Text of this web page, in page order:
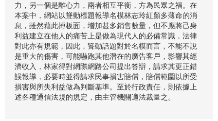
力，另一個是離心力，兩者相互平衡，方為民眾之福。在
本案中，網站以聳動標題報導名模林志玲紅顏多薄命的消
息，雖然藉此搏板面，增加甚多銷售數量，但不應將己身
利益建立在他人的痛苦上是做為現代人的必備常識，法律
對此亦有規範，因此，聳動話題對於名模而言，不能不說
是重大的傷害，可能嚇跑其他潛在的廣告客戶，影響其經
濟收入，林家得對網際網路公司提出答辯，請求其更正錯
誤報導，必要時並得請求民事損害賠償，賠償範圍以所受
損害與所失利益做為判斷基準。至於行政責任，則依據上
述各種通信法規的規定，由主管機關適法裁量之。